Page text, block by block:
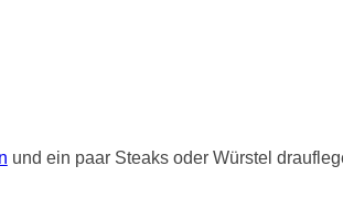
und ein paar Steaks oder Würstel